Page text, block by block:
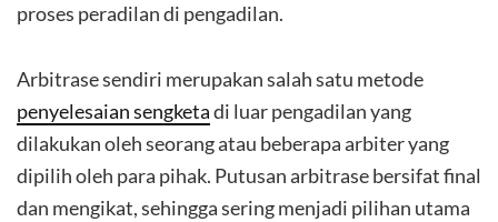
proses peradilan di pengadilan.
Arbitrase sendiri merupakan salah satu metode
penyelesaian sengketadi luar pengadilan yang
dilakukan oleh seorang atau beberapa arbiter yang
dipilih oleh para pihak. Putusan arbitrase bersifat final
dan mengikat, sehingga sering menjadi pilihan utama